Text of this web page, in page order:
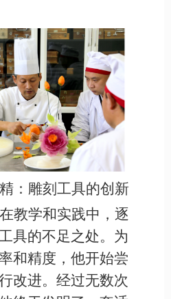
：雕刻工具的创新
教学和实践中，逐
具的不足之处。为
和精度，他开始尝
改进。经过无数次